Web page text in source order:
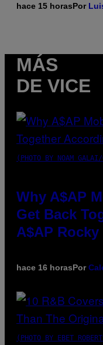
hace 15 horasPor
MÁS
DE VICE
(PHOTO BY NOAM
Why A$AP
Get Back
A$AP Rocky
hace 16 horasPor
(PHOTO BY EBET